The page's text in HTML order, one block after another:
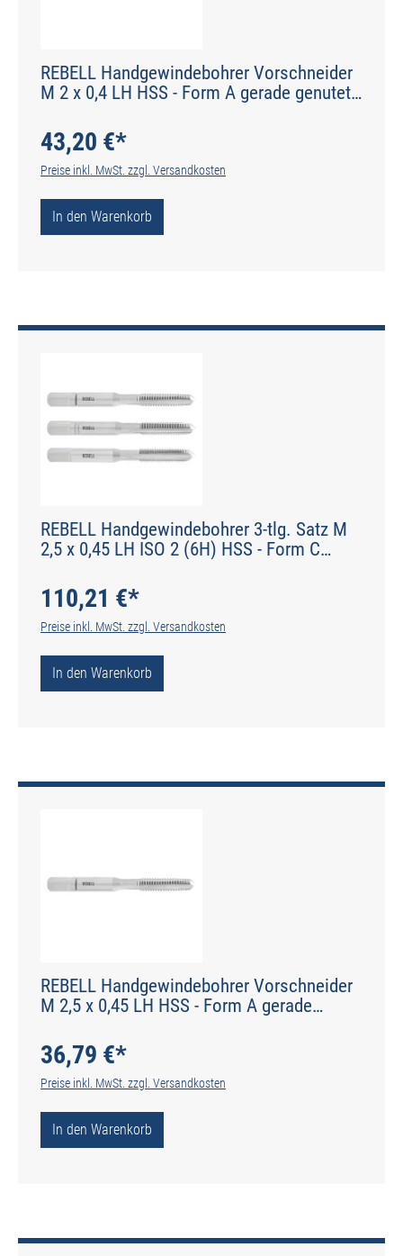
REBELL Handgewindebohrer Vorschneider
M 2 x 0,4 LH HSS - Form A gerade genutet -
43,20 €*
Preise inkl. MwSt. zzgl. Versandkosten
In den Warenkorb
REBELL Handgewindebohrer 3-tlg. Satz M
2,5 x 0,45 LH ISO 2 (6H) HSS - Form C
110,21 €*
Preise inkl. MwSt. zzgl. Versandkosten
In den Warenkorb
REBELL Handgewindebohrer Vorschneider
M 2,5 x 0,45 LH HSS - Form A gerade
36,79 €*
Preise inkl. MwSt. zzgl. Versandkosten
In den Warenkorb